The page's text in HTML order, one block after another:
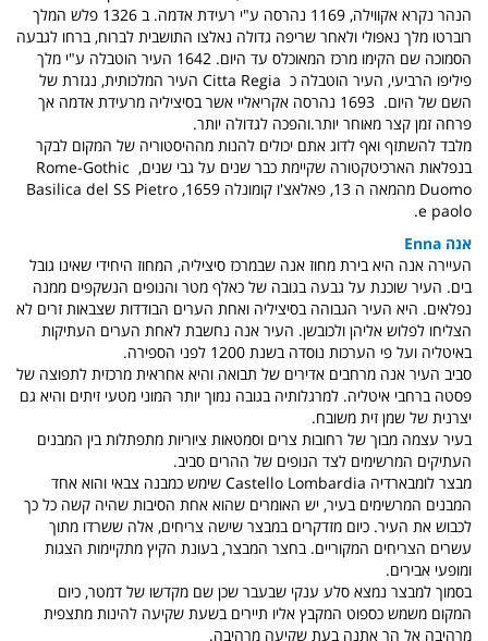
הנהר נקרא אקווילה, 1169 נהרסה ע"י רעידת אדמה. ב 1326 פלש המלך
רוברטו מלך נאפולי ולאחר שריפה גדולה נאלצו התושבית לברוח, ברחו לגבעה
הסמוכה שם הקימו מרכז המאוכלס עד היום. 1642 העיר הוטבלה ע"י מלך
פיליפו הרביעי, העיר הוטבלה כ Citta Regia העיר המלכותית, נגזרת של
השם של היום. 1693 נהרסה אקריאליי אשר בסיציליה מרעידת אדמה אך
פרחה זמן קצר מאוחר יותר.והפכה לגדולה יותר.
מלבד להשתזף ואף לדוג אתם יכולים להנות מההיסטוריה של המקום לבקר
בנפלאות הארכיטקטורה שקיימת כבר שנים על גבי שנים, Rome-Gothic
Duomo מהמאה ה 13, פאלאצ'ו קומונלה 1659, Basilica del SS Pietro
e paolo.
אנה Enna
העיירה אנה היא בירת מחוז אנה שבמרכז סיציליה, המחוז היחידי שאינו גובל
בים. העיר שוכנת על גבעה בגובה של כאלף מטר והנופים הנשקפים ממנה
נפלאים. היא העיר הגבוהה בסיציליה ואחת הערים הבודדות שצבאות זרים לא
הצליחו לפלוש אליהן ולכובשן. העיר אנה נחשבת לאחת הערים העתיקות
באיטליה ועל פי הערכות נוסדה בשנת 1200 לפני הספירה.
סביב העיר אנה מרחבים אדירים של תבואה והיא אחראית מרכזית לתפוצה של
פסטה ברחבי איטליה. למרגלותיה בגובה נמוך יותר המוני מטעי זיתים והיא גם
יצרנית של שמן זית משובח.
בעיר עצמה מבוך של רחובות צרים וסמטאות ציוריות מתפתלות בין המבנים
העתיקים המרשימים לצד הנופים של ההרים סביב.
מבצר לומבארדיה Castello Lombardia שימש כמבנה צבאי והוא אחד
המבנים המרשימים בעיר, יש האומרים שהוא אחת הסיבות שהיה קשה כל כך
לכבוש את העיר. כיום מזדקרים במבצר שישה צריחים, אלה ששרדו מתוך
עשרים הצריחים המקוריים. בחצר המבצר, בעונת הקיץ מתקיימות הצגות
ומופעי אבירים.
בסמוך למבצר נמצא סלע ענקי שבעבר שכן שם מקדשו של דמטר, כיום
המקום משמש כספוט המקבץ אליו תיירים בשעת שקיעה להינות מתצפית
מרהיבה אל הר אתנה בעת שקיעה מרהיבה.